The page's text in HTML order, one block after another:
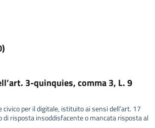
3-quinquies, comma 3, L. 9
per il digitale, istituito ai sensi dell’art. 17
risposta insoddisfacente o mancata risposta al